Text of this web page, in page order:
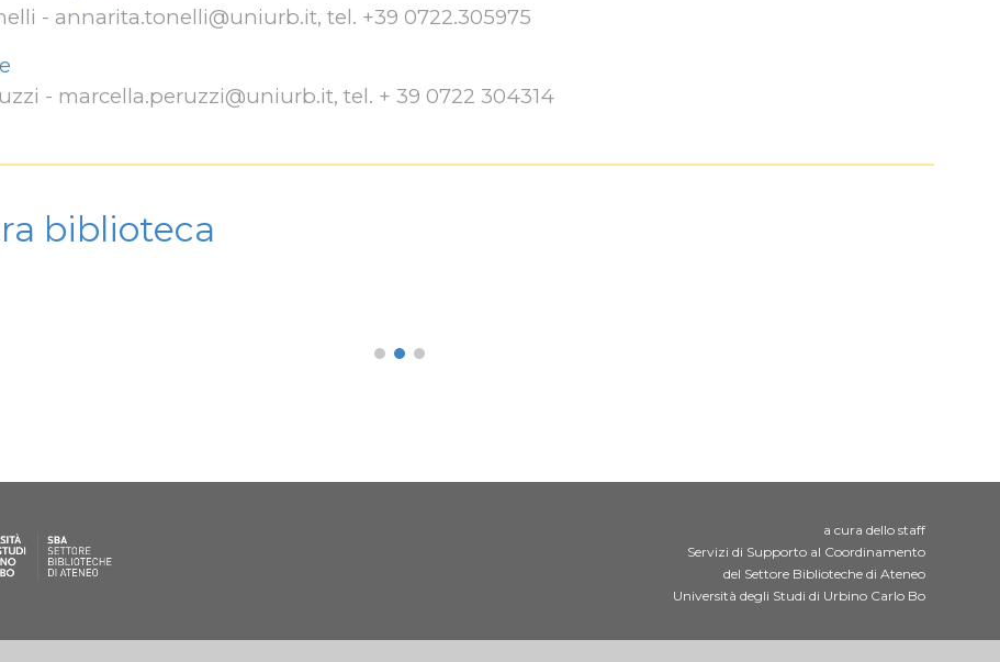
- annarita.tonelli@uniurb.it, tel. +39 0722.305975
- marcella.peruzzi@uniurb.it, tel. + 39 0722 304314
biblioteca
a cura dello staff
Servizi di Supporto al Coordinamento
del Settore Biblioteche di Ateneo
Università degli Studi di Urbino Carlo Bo